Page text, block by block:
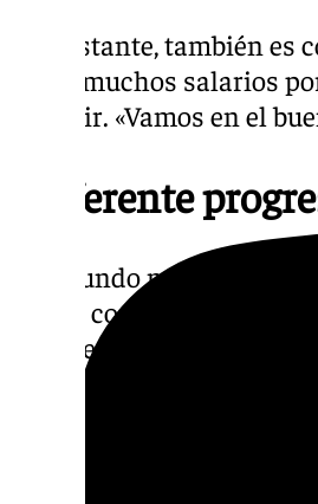
No obstante, también
crear, muchos salarios
corregir. «Vamos en el
«Referente
El segundo motivo que
mayor contrapeso que
ultraderechista y en una